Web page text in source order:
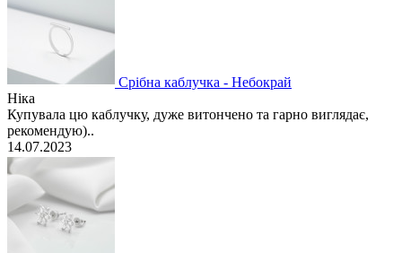
Срібна каблучка - Небокрай
Ніка
Купувала цю каблучку, дуже витончено та гарно виглядає,
рекомендую)..
14.07.2023